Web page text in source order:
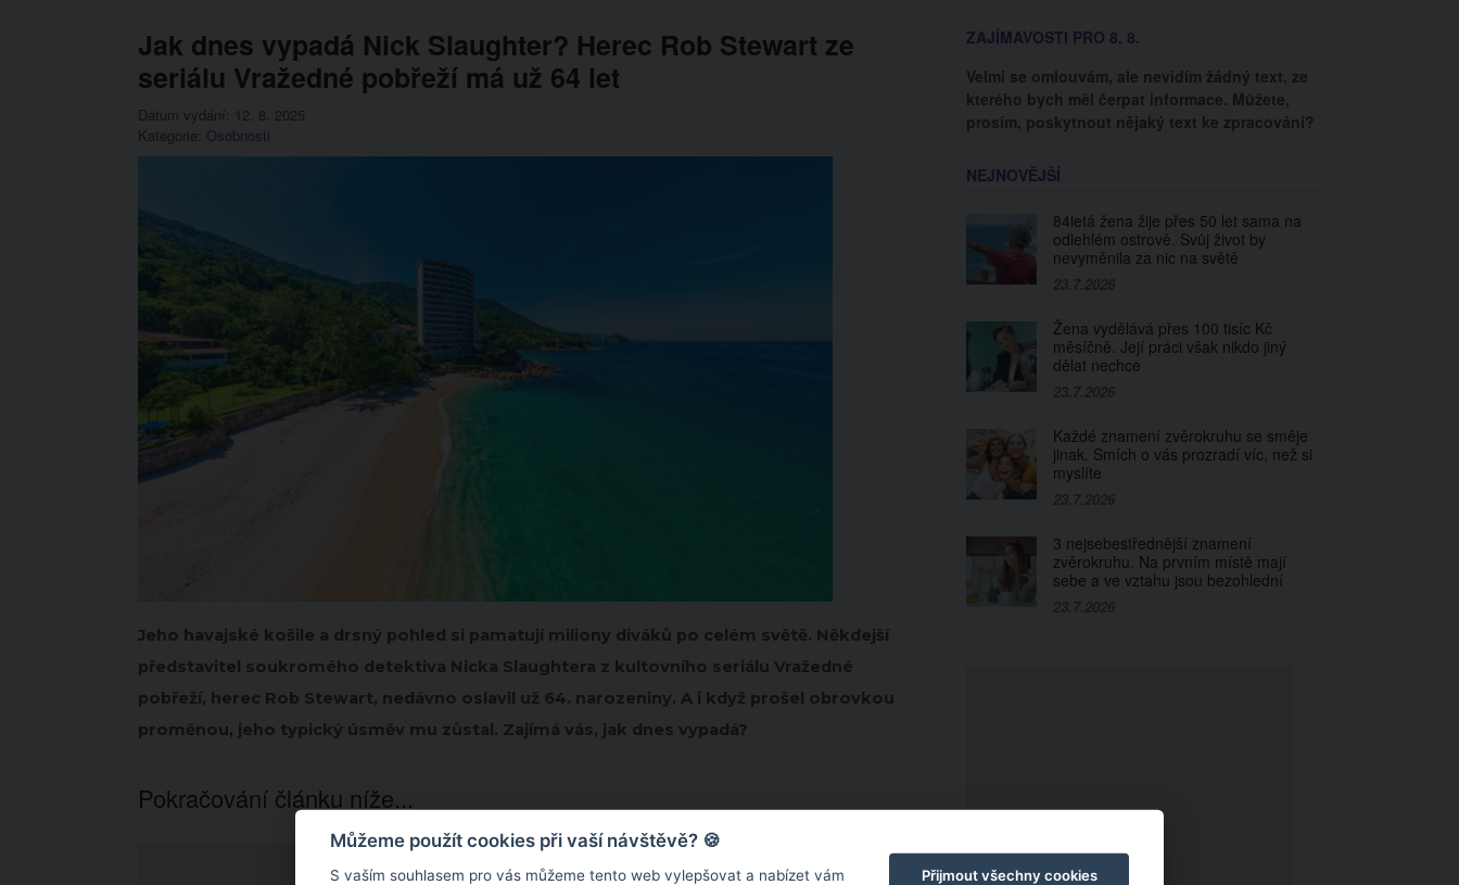
Jak dnes vypadá Nick Slaughter? Herec Rob Stewart ze
seriálu Vražedné pobřeží má už 64 let
Datum vydání: 12. 8. 2025
Kategorie: Osobnosti
Jeho havajské košile a drsný pohled si pamatují miliony diváků po celém světě. Někdejší
představitel soukromého detektiva Nicka Slaughtera z kultovního seriálu Vražedné
pobřeží, herec Rob Stewart, nedávno oslavil už 64. narozeniny. A i když prošel obrovkou
proměnou, jeho typický úsměv mu zůstal. Zajímá vás, jak dnes vypadá?
Pokračování článku níže...
ZAJÍMAVOSTI PRO 8. 8.
Velmi se omlouvám, ale nevidím žádný text, ze
kterého bych měl čerpat informace. Můžete,
prosím, poskytnout nějaký text ke zpracování?
NEJNOVĚJŠÍ
84letá žena žije přes 50 let sama na
odlehlém ostrově. Svůj život by
nevyměnila za nic na světě
Žena vydělává přes 100 tisíc Kč
měsíčně. Její práci však nikdo jiný
dělat nechce
Každé znamení zvěrokruhu se směje
jinak. Smích o vás prozradí víc, než si
myslíte
3 nejsebestřednější znamení
zvěrokruhu. Na prvním místě mají
sebe a ve vztahu jsou bezohlední
Můžeme použít cookies při vaší návštěvě? 🍪
S vaším souhlasem pro vás můžeme tento web vylepšovat a nabízet vám
Přijmout všechny cookies